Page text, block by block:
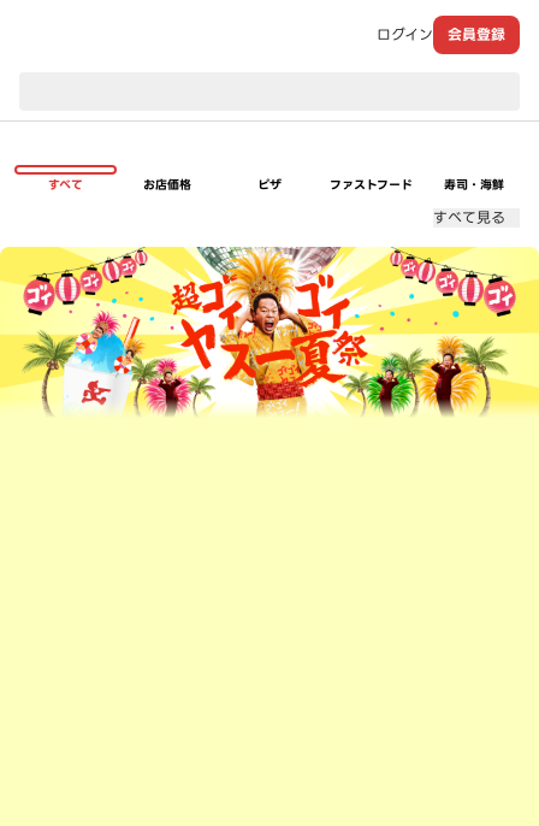
ログイン 会員登録
すべて お店価格 ピザ ファストフード 寿司・海鮮
すべて見る
超ゴイゴイヤスー夏祭